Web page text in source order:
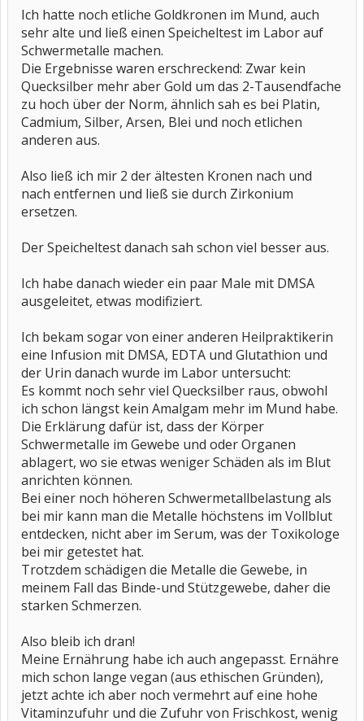
Ich hatte noch etliche Goldkronen im Mund, auch
sehr alte und ließ einen Speicheltest im Labor auf
Schwermetalle machen.
Die Ergebnisse waren erschreckend: Zwar kein
Quecksilber mehr aber Gold um das 2-Tausendfache
zu hoch über der Norm, ähnlich sah es bei Platin,
Cadmium, Silber, Arsen, Blei und noch etlichen
anderen aus.
Also ließ ich mir 2 der ältesten Kronen nach und
nach entfernen und ließ sie durch Zirkonium
ersetzen.
Der Speicheltest danach sah schon viel besser aus.
Ich habe danach wieder ein paar Male mit DMSA
ausgeleitet, etwas modifiziert.
Ich bekam sogar von einer anderen Heilpraktikerin
eine Infusion mit DMSA, EDTA und Glutathion und
der Urin danach wurde im Labor untersucht:
Es kommt noch sehr viel Quecksilber raus, obwohl
ich schon längst kein Amalgam mehr im Mund habe.
Die Erklärung dafür ist, dass der Körper
Schwermetalle im Gewebe und oder Organen
ablagert, wo sie etwas weniger Schäden als im Blut
anrichten können.
Bei einer noch höheren Schwermetallbelastung als
bei mir kann man die Metalle höchstens im Vollblut
entdecken, nicht aber im Serum, was der Toxikologe
bei mir getestet hat.
Trotzdem schädigen die Metalle die Gewebe, in
meinem Fall das Binde-und Stützgewebe, daher die
starken Schmerzen.
Also bleib ich dran!
Meine Ernährung habe ich auch angepasst. Ernähre
mich schon lange vegan (aus ethischen Gründen),
jetzt achte ich aber noch vermehrt auf eine hohe
Vitaminzufuhr und die Zufuhr von Frischkost, wenig